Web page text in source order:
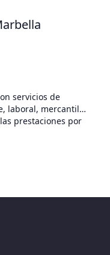
servicios de
laboral, mercantil…
prestaciones por